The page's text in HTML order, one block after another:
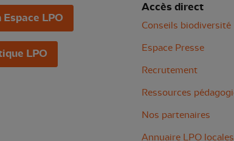
Espace LPO
LPO
Accès direct
Conseils biodiversité
Espace Presse
Recrutement
Ressources
Nos partenaires
Annuaire LPO locales